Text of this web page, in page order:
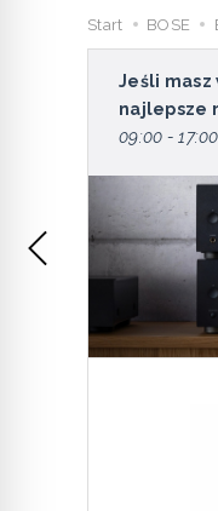
Start BOSE
Jeśli masz
najlepsze
09:00 - 17:00